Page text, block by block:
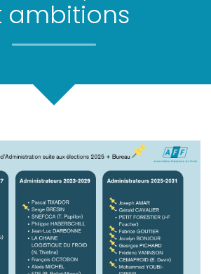
ambitions